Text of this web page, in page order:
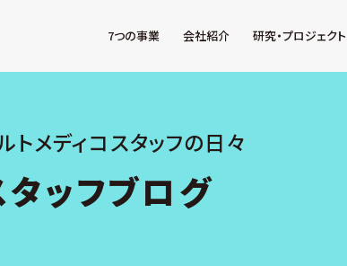
7つの事業 会社紹介 研究・プロジェクト
トメディコスタッフの日々
タッフブログ